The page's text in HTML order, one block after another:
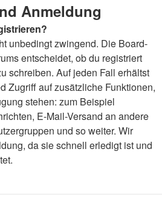
Anmeldung
unbedingt zwingend. Die Board-
entscheidet, ob du registriert
schreiben. Auf jeden Fall erhältst
Zugriff auf zusätzliche Funktionen,
stehen: zum Beispiel
E-Mail-Versand an andere
und so weiter. Wir
da sie schnell erledigt ist und